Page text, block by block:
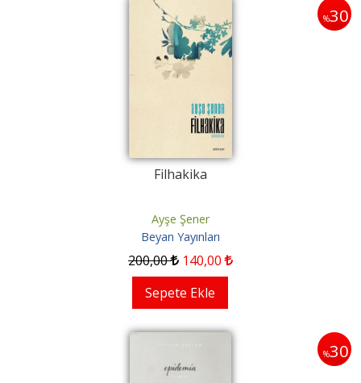
%30
Filhakika
Ayşe Şener
Beyan Yayınları
200,00 140,00
Sepete Ekle
%30